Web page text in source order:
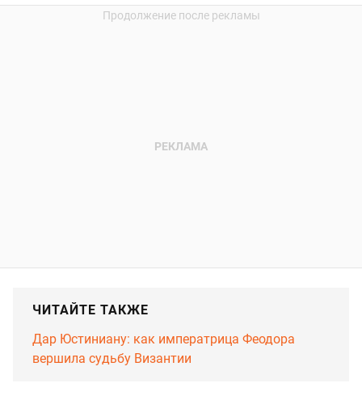
ЧИТАЙТЕ ТАКЖЕ
Дар Юстиниану: как императрица Феодора
вершила судьбу Византии